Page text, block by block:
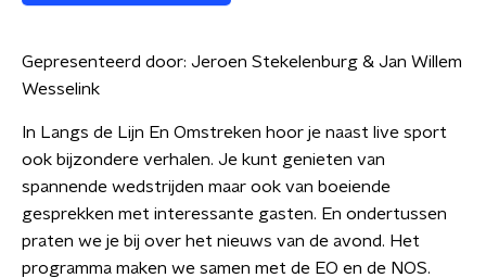
Gepresenteerd door: Jeroen Stekelenburg & Jan Willem
Wesselink
In Langs de Lijn En Omstreken hoor je naast live sport
ook bijzondere verhalen. Je kunt genieten van
spannende wedstrijden maar ook van boeiende
gesprekken met interessante gasten. En ondertussen
praten we je bij over het nieuws van de avond. Het
programma maken we samen met de EO en de NOS.